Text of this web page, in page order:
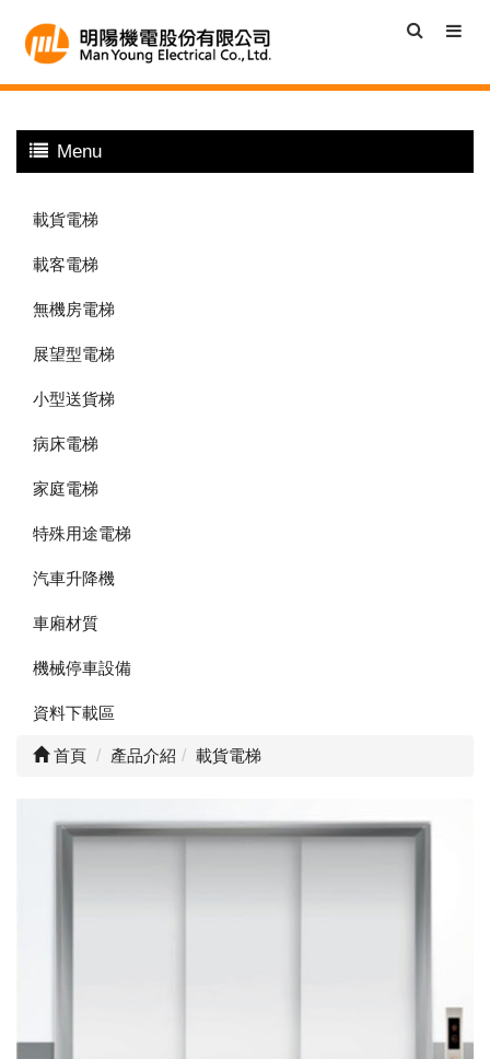
Menu
載貨電梯
載客電梯
無機房電梯
展望型電梯
小型送貨梯
病床電梯
家庭電梯
特殊用途電梯
汽車升降機
車廂材質
機械停車設備
資料下載區
首頁 產品介紹 載貨電梯